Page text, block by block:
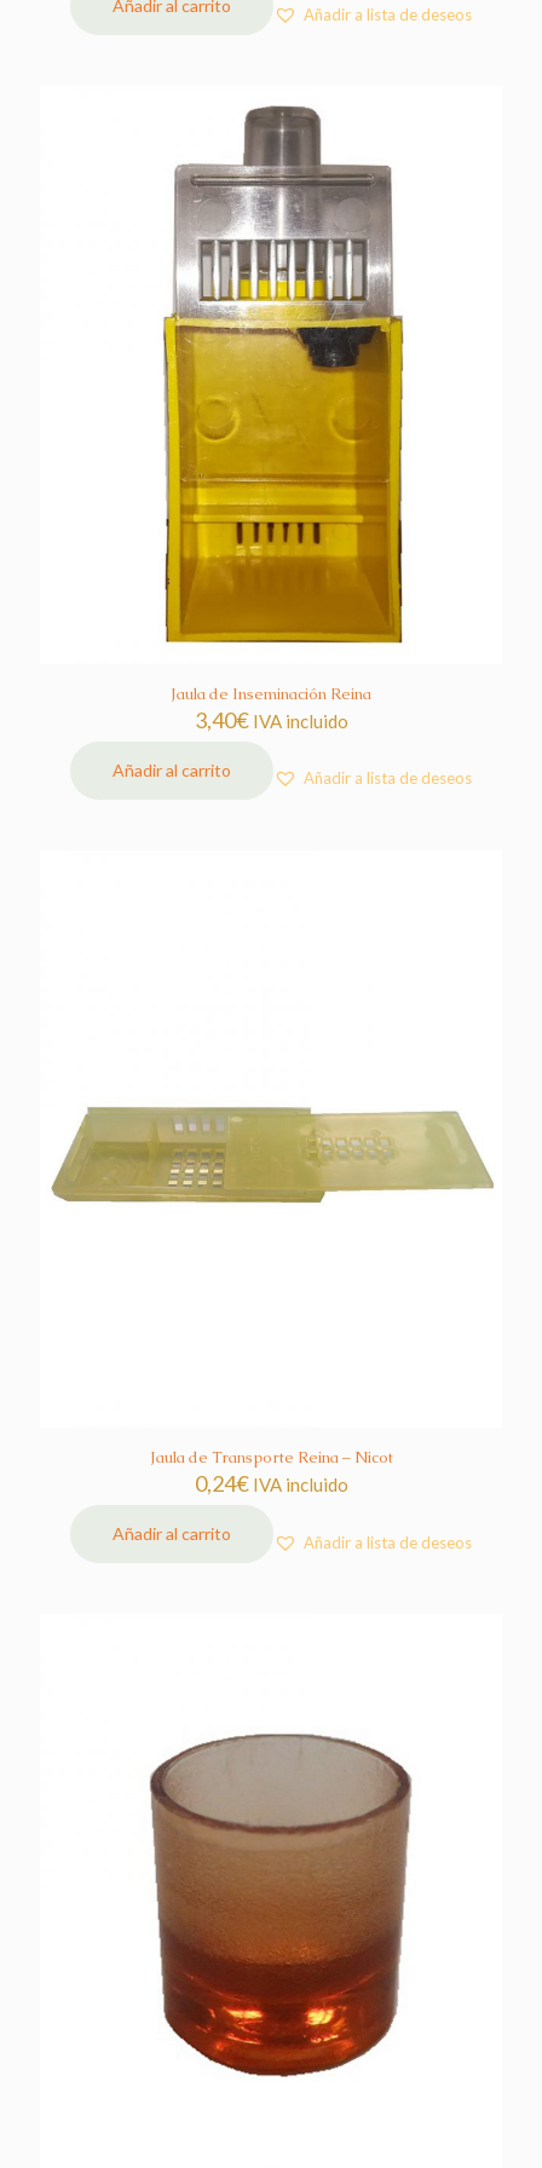
Añadir al carrito Añadir a lista de deseos
Jaula de Inseminación Reina
3,40€ IVA incluido
Añadir al carrito Añadir a lista de deseos
Jaula de Transporte Reina – Nicot
0,24€ IVA incluido
Añadir al carrito Añadir a lista de deseos